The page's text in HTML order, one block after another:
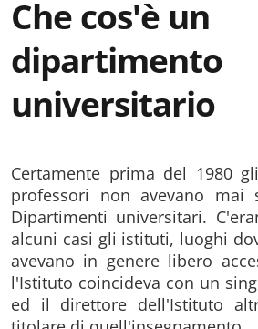
Che cos'è un
dipartimento
universitario
Certamente prima del 1980
professori non avevano mai
Dipartimenti universitari.
alcuni casi gli istituti, luoghi
avevano in genere libero
l'Istituto coincideva con un
ed il direttore dell'Istituto